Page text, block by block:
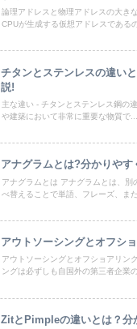
論理アドレスと物理アドレスの大き
CPUが生成する仮想アドレスであるの
チタンとステンレスの違い
説!
主な違い - チタンとステンレス鋼の
や建築において非常に重要な物質で...
アナグラムとは?分かりやす
アナグラムとは アナグラムとは、別
べ替えることで単語、フレーズ、また
アウトソーシングとオフシ
アウトソーシングとオフショアリン
ングは必ずしも自国外の第三者企業
ZitとPimpleの違いとは？分